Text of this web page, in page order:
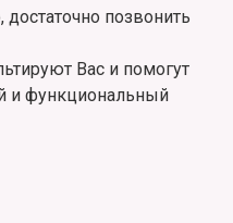
достаточно позвонить
Вас и помогут
и функциональный